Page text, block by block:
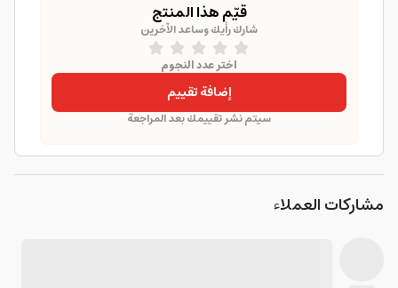
قيّم هذا المنتج
شارك رأيك وساعد الآخرين
اختر عدد النجوم
إضافة تقييم
سيتم نشر تقييمك بعد المراجعة
مشاركات العملاء